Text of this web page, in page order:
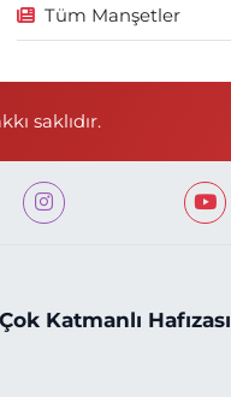
Tüm Manşetler
saklıdır.
Katmanlı Hafızası